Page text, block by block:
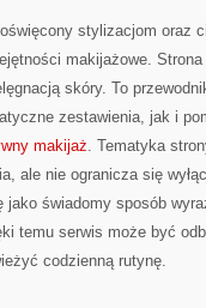
stylizacjom oraz
makijażowe.
skóry. To
zestawienia, jak i
makijaż. Tematyka
ale nie ogranicza się
jako świadomy sposób
temu serwis może być
codzienną rutynę.